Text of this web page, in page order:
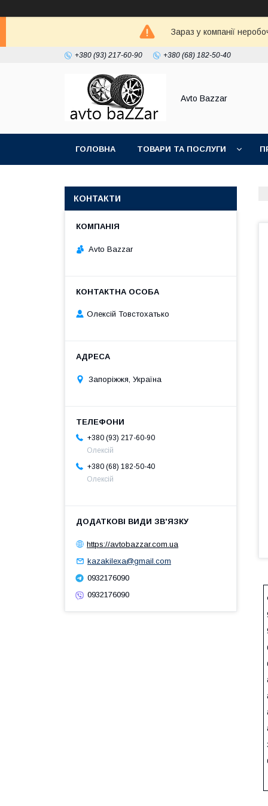
Зараз у компанії
+380 (93) 217-60-90 +380 (68) 182-50-40
Avto Bazzar
ГОЛОВНА ТОВАРИ ТА ПОСЛУГИ
КОНТАКТИ
Avto Bazzar
Олексій Товстохатько
Запоріжжя, Україна
+380 (93) 217-60-90
Олексій
+380 (68) 182-50-40
Олексій
https://avtobazzar.com.ua
kazakilexa@gmail.com
0932176090
0932176090